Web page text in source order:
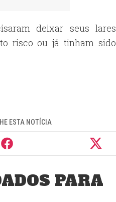
deixar seus lares
risco ou já tinham sido
ESTA NOTÍCIA
PARA